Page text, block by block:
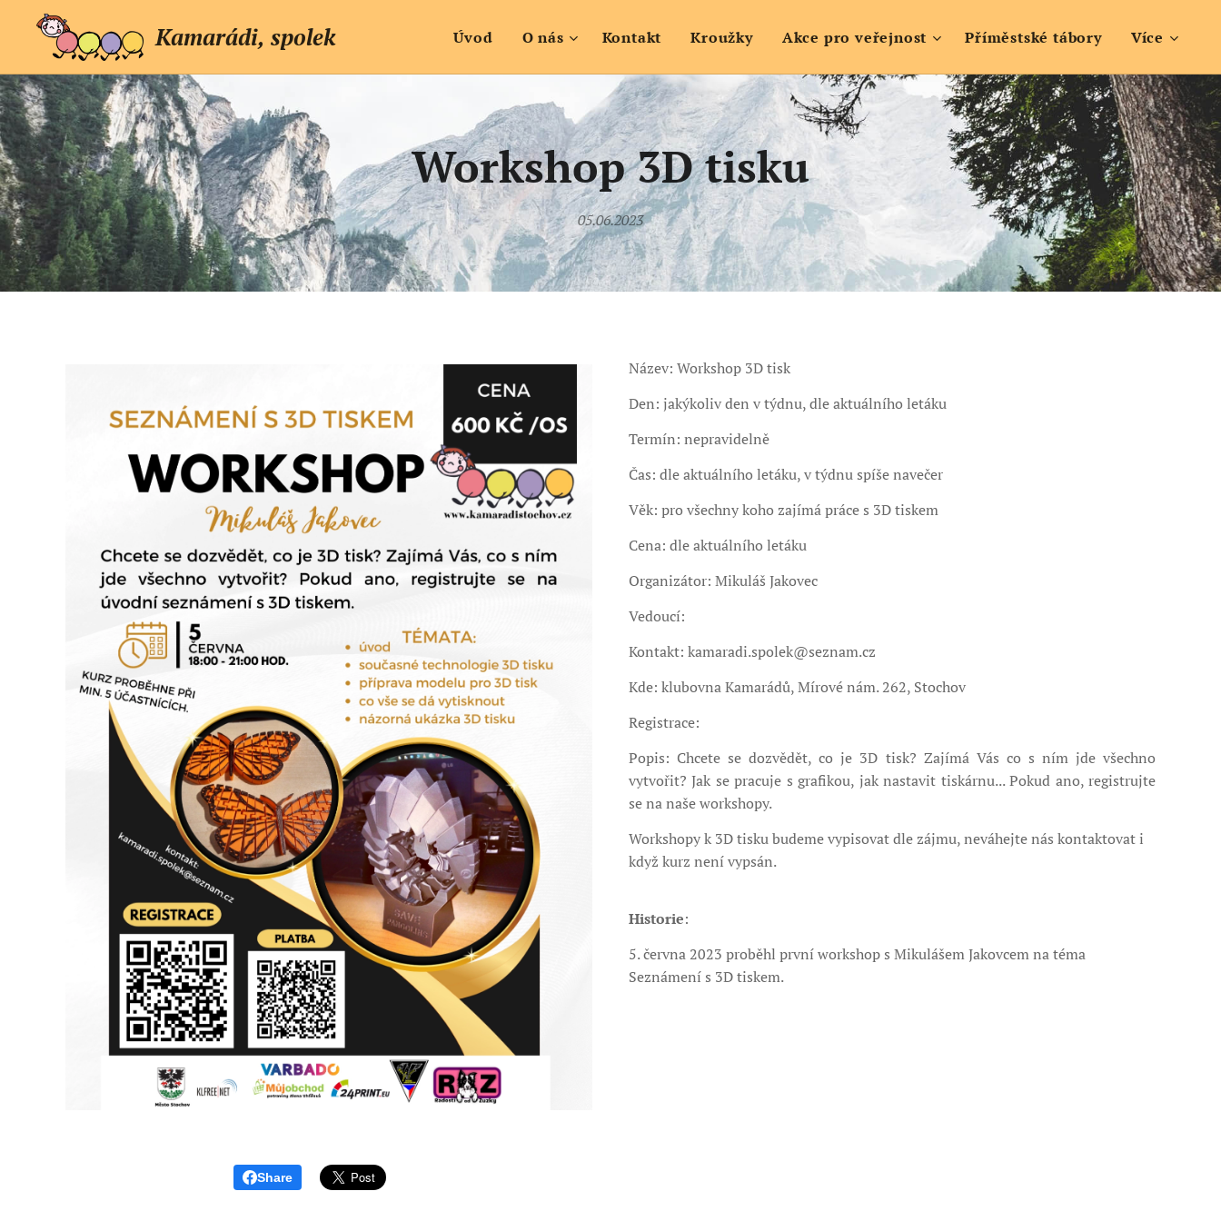
Kamarádi, spolek Úvod O nás Kontakt Kroužky Akce pro veřejnost Příměstské tábory Více
Workshop 3D tisku
05.06.2023
Název: Workshop 3D tisk
Den: jakýkoliv den v týdnu, dle aktuálního letáku
Termín: nepravidelně
Čas: dle aktuálního letáku, v týdnu spíše navečer
Věk: pro všechny koho zajímá práce s 3D tiskem
Cena: dle aktuálního letáku
Organizátor: Mikuláš Jakovec
Vedoucí:
Kontakt: kamaradi.spolek@seznam.cz
Kde: klubovna Kamarádů, Mírové nám. 262, Stochov
Registrace:
Popis: Chcete se dozvědět, co je 3D tisk? Zajímá Vás co s ním jde všechno
vytvořit? Jak se pracuje s grafikou, jak nastavit tiskárnu... Pokud ano, registrujte
se na naše workshopy.
Workshopy k 3D tisku budeme vypisovat dle zájmu, neváhejte nás kontaktovat i
když kurz není vypsán.
Historie:
5. června 2023 proběhl první workshop s Mikulášem Jakovcem na téma
Seznámení s 3D tiskem.
Share